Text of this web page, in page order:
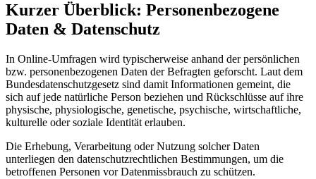
Kurzer Überblick: Personenbezogene
Daten & Datenschutz
In Online-Umfragen wird typischerweise anhand der persönlichen
bzw. personenbezogenen Daten der Befragten geforscht. Laut dem
Bundesdatenschutzgesetz sind damit Informationen gemeint, die
sich auf jede natürliche Person beziehen und Rückschlüsse auf ihre
physische, physiologische, genetische, psychische, wirtschaftliche,
kulturelle oder soziale Identität erlauben.
Die Erhebung, Verarbeitung oder Nutzung solcher Daten
unterliegen den datenschutzrechtlichen Bestimmungen, um die
betroffenen Personen vor Datenmissbrauch zu schützen.